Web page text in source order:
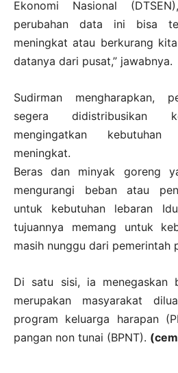
Ekonomi Nasional
perubahan data ini bisa
meningkat atau berkurang
datanya dari pusat,” jawabnya.
Sudirman mengharapkan,
segera didistribusikan
mengingatkan kebutuhan
meningkat.
Beras dan minyak goreng
mengurangi beban atau
untuk kebutuhan lebaran
tujuannya memang untuk
masih nunggu dari pemerintah
Di satu sisi, ia menegaskan
merupakan masyarakat
program keluarga harapan
pangan non tunai (BPNT).